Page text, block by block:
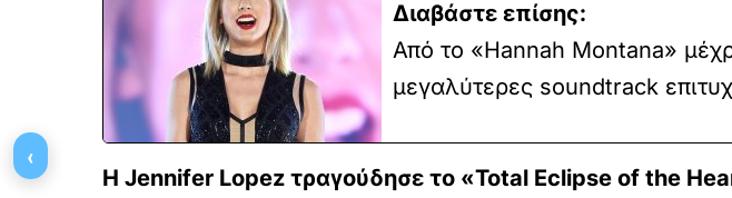
Διαβάστε επίσης:
Από το «Hannah Montana»
μεγαλύτερες soundtrack
Η Jennifer Lopez τραγούδησε το «Total Eclipse of the
‹